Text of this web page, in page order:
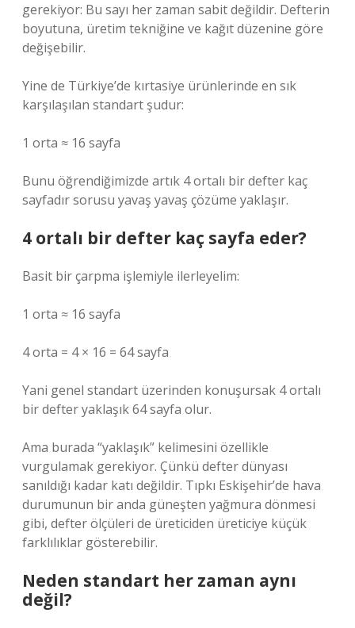
gerekiyor: Bu sayı her zaman sabit değildir. Defterin
boyutuna, üretim tekniğine ve kağıt düzenine göre
değişebilir.
Yine de Türkiye’de kırtasiye ürünlerinde en sık
karşılaşılan standart şudur:
1 orta ≈ 16 sayfa
Bunu öğrendiğimizde artık 4 ortalı bir defter kaç
sayfadır sorusu yavaş yavaş çözüme yaklaşır.
4 ortalı bir defter kaç sayfa eder?
Basit bir çarpma işlemiyle ilerleyelim:
1 orta ≈ 16 sayfa
4 orta = 4 × 16 = 64 sayfa
Yani genel standart üzerinden konuşursak 4 ortalı
bir defter yaklaşık 64 sayfa olur.
Ama burada “yaklaşık” kelimesini özellikle
vurgulamak gerekiyor. Çünkü defter dünyası
sanıldığı kadar katı değildir. Tıpkı Eskişehir’de hava
durumunun bir anda güneşten yağmura dönmesi
gibi, defter ölçüleri de üreticiden üreticiye küçük
farklılıklar gösterebilir.
Neden standart her zaman aynı
değil?